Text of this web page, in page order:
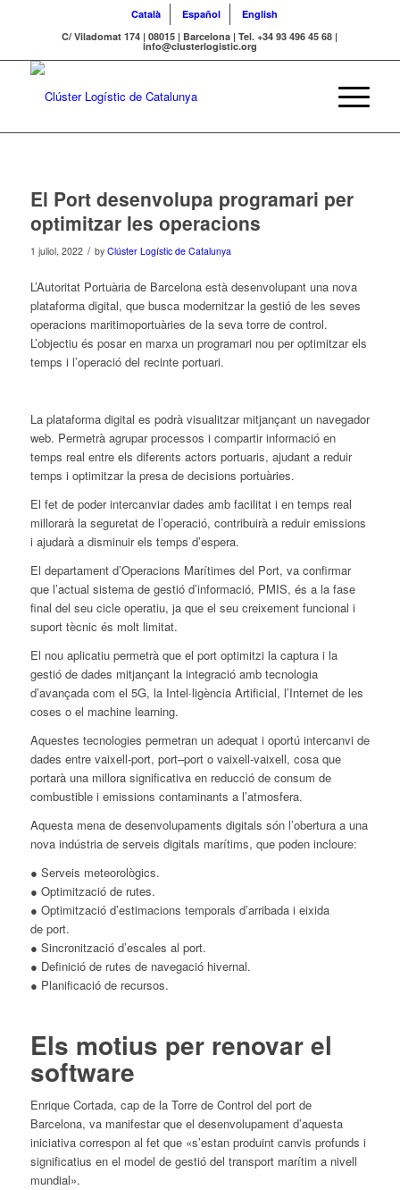
Català Español
English
C/ Viladomat 174 | 08015 | Barcelona | Tel. +34 93 496 45 68 |
info@clusterlogistic.org
El Port desenvolupa programari per
optimitzar les operacions
1 juliol, 2022 / by Clúster Logístic de Catalunya
L’Autoritat Portuària de Barcelona està desenvolupant una nova
plataforma digital, que busca modernitzar la gestió de les seves
operacions maritimoportuàries de la seva torre de control.
L’objectiu és posar en marxa un programari nou per optimitzar els
temps i l’operació del recinte portuari.
La plataforma digital es podrà visualitzar mitjançant un navegador
web. Permetrà agrupar processos i compartir informació en
temps real entre els diferents actors portuaris, ajudant a reduir
temps i optimitzar la presa de decisions portuàries.
El fet de poder intercanviar dades amb facilitat i en temps real
millorarà la seguretat de l’operació, contribuirà a reduir emissions
i ajudarà a disminuir els temps d’espera.
El departament d’Operacions Marítimes del Port, va confirmar
que l’actual sistema de gestió d’informació, PMIS, és a la fase
final del seu cicle operatiu, ja que el seu creixement funcional i
suport tècnic és molt limitat.
El nou aplicatiu permetrà que el portoptimitzi la captura i la
gestió de dades mitjançant la integració amb tecnologia
d’avançada com el 5G, la Intel·ligència Artificial, l’Internet de les
coses o el machine learning.
Aquestes tecnologies permetran un adequat i oportú intercanvi de
dades entre vaixell-port, port–porto vaixell-vaixell, cosa que
portarà una millora significativa en reducció de consum de
combustible i emissions contaminants a l’atmosfera.
Aquesta mena de desenvolupaments digitals són l’obertura a una
nova indústria de serveis digitals marítims, que poden incloure:
● Serveis meteorològics.
● Optimització de rutes.
● Optimització d’estimacions temporals d’arribada i eixida
de port.
● Sincronització d’escales al port.
● Definició de rutes de navegació hivernal.
● Planificació de recursos.
Els motius per renovarel
software
Enrique Cortada, cap de la Torre de Control del portde
Barcelona, va manifestar que el desenvolupament d’aquesta
iniciativa correspon al fet que «s’estan produint canvis profunds i
significatius en el model de gestió del transport marítim a nivell
mundial».